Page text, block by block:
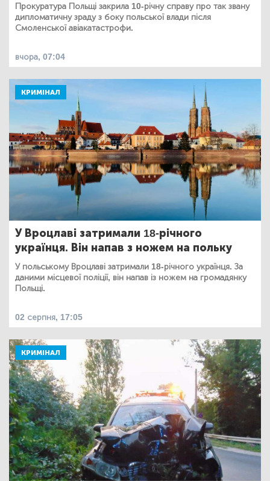
Прокуратура Польщі закрила 10-річну справу про так звану
дипломатичну зраду з боку польської влади після
Смоленської авіакатастрофи.
вчора, 07:04
КРИМІНАЛ
У Вроцлаві затримали 18-річного
українця. Він напав з ножем на польку
У польському Вроцлаві затримали 18-річного українця. За
даними місцевої поліції, він напав із ножем на громадянку
Польщі.
02 серпня, 17:05
КРИМІНАЛ